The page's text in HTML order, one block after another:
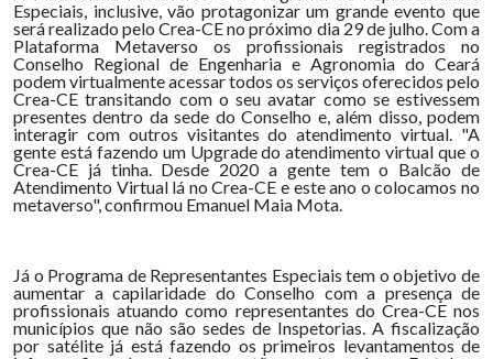
Especiais, inclusive, vão protagonizar um grande evento que
será realizado pelo Crea-CE no próximo dia 29 de julho. Com a
Plataforma Metaverso os profissionais registrados no
Conselho Regional de Engenharia e Agronomia do Ceará
podem virtualmente acessar todos os serviços oferecidos pelo
Crea-CE transitando com o seu avatar como se estivessem
presentes dentro da sede do Conselho e, além disso, podem
interagir com outros visitantes do atendimento virtual. "A
gente está fazendo um Upgrade do atendimento virtual que o
Crea-CE já tinha. Desde 2020 a gente tem o Balcão de
Atendimento Virtual lá no Crea-CE e este ano o colocamos no
metaverso", confirmou Emanuel Maia Mota.
Já o Programa de Representantes Especiais tem o objetivo de
aumentar a capilaridade do Conselho com a presença de
profissionais atuando como representantes do Crea-CE nos
municípios que não são sedes de Inspetorias. A fiscalização
por satélite já está fazendo os primeiros levantamentos de